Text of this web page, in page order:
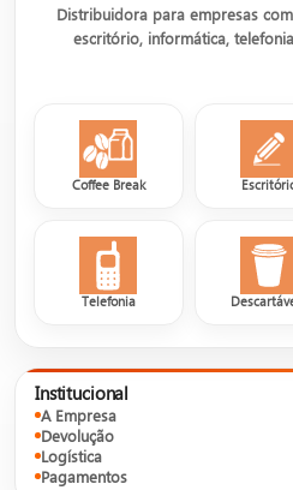
Distribuidora para empresas
escritório, informática,
Coffee Break
Telefonia
Institucional
A Empresa
Devolução
Logística
Pagamentos